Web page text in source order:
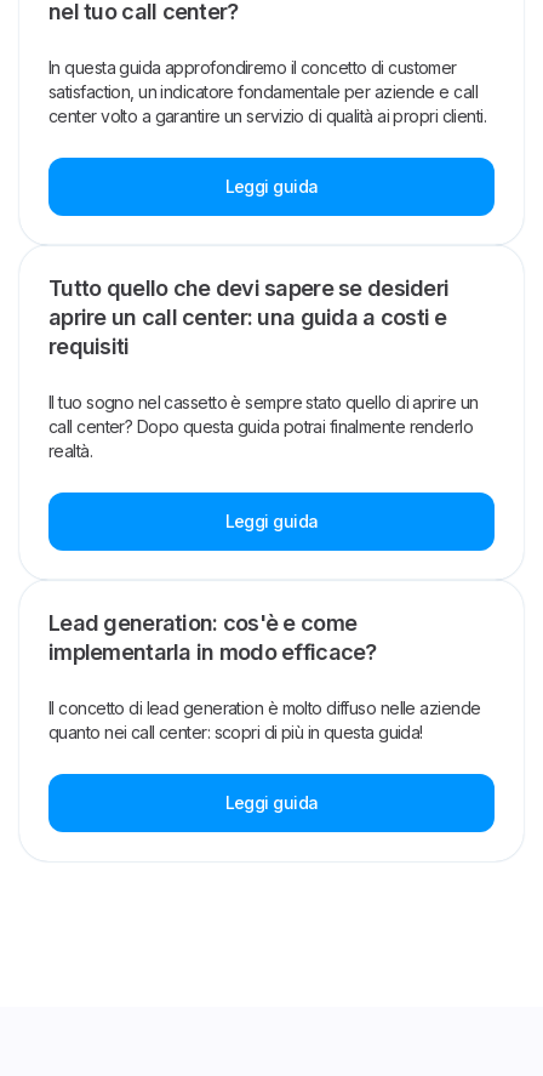
nel tuo call center?
In questa guida approfondiremo il concetto di customer
satisfaction, un indicatore fondamentale per aziende e call
center volto a garantire un servizio di qualità ai propri clienti.
Leggi guida
Tutto quello che devi sapere se desideri
aprire un call center: una guida a costi e
requisiti
Il tuo sogno nel cassetto è sempre stato quello di aprire un
call center? Dopo questa guida potrai finalmente renderlo
realtà.
Leggi guida
Lead generation: cos'è e come
implementarla in modo efficace?
Il concetto di lead generation è molto diffuso nelle aziende
quanto nei call center: scopri di più in questa guida!
Leggi guida